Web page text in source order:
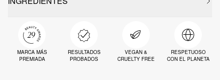
MARCA MÁS
PREMIADA
RESULTADOS
PROBADOS
VEGAN &
CRUELTY FREE
RESPETUOSO
CON EL PLANETA